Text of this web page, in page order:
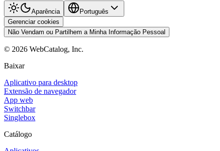
Aparência
Português
Gerenciar cookies
Não Vendam ou Partilhem a Minha Informação Pessoal
© 2026 WebCatalog, Inc.
Baixar
Aplicativo para desktop
Extensão de navegador
App web
Switchbar
Singlebox
Catálogo